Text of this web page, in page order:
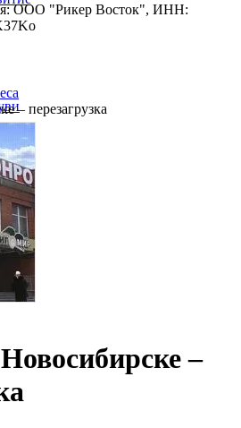
ООО "Рикер Восток", ИНН:
– перезагрузка
–